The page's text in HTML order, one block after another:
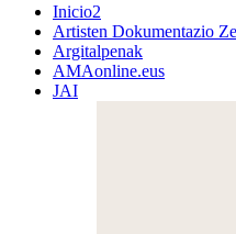
Inicio2
Artisten Dokumentazio
Argitalpenak
AMAonline.eus
JAI